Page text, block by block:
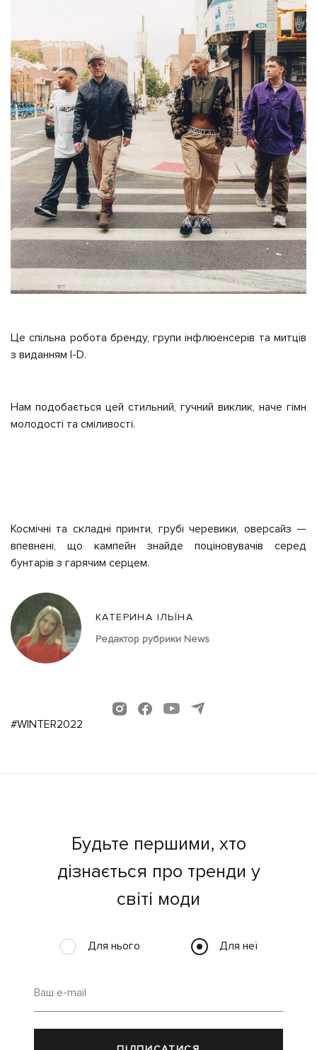
Це спільна робота бренду, групи інфлюенсерів та митців
з виданням I-D.
Нам подобається цей стильний, гучний виклик, наче гімн
молодості та сміливості.
Космічні та складні принти, грубі черевики, оверсайз —
впевнені, що кампейн знайде поціновувачів серед
бунтарів з гарячим серцем.
КАТЕРИНА ІЛЬЇНА
Редактор рубрики News
#WINTER2022
Будьте першими, хто
дізнається про тренди у
світі моди
Для нього Для неї
Ваш e-mail